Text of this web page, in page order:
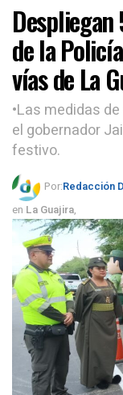
de la
vías de La
•Las medidas
el gobernador
festivo.
Por:Redacción
en La Guajira,